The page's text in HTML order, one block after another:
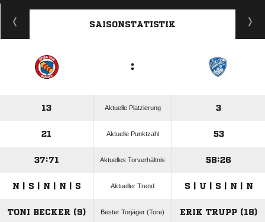
ANZEIGE
SAISONSTATISTIK
:
13 Aktuelle Platzierung 3
21 Aktuelle Punktzahl 53
37:71 Aktuelles Torverhältnis 58:26
N | S | N | N | S Aktueller Trend S | U | S | N | N
TONI BECKER (9) Bester Torjäger (Tore) ERIK TRUPP (18)